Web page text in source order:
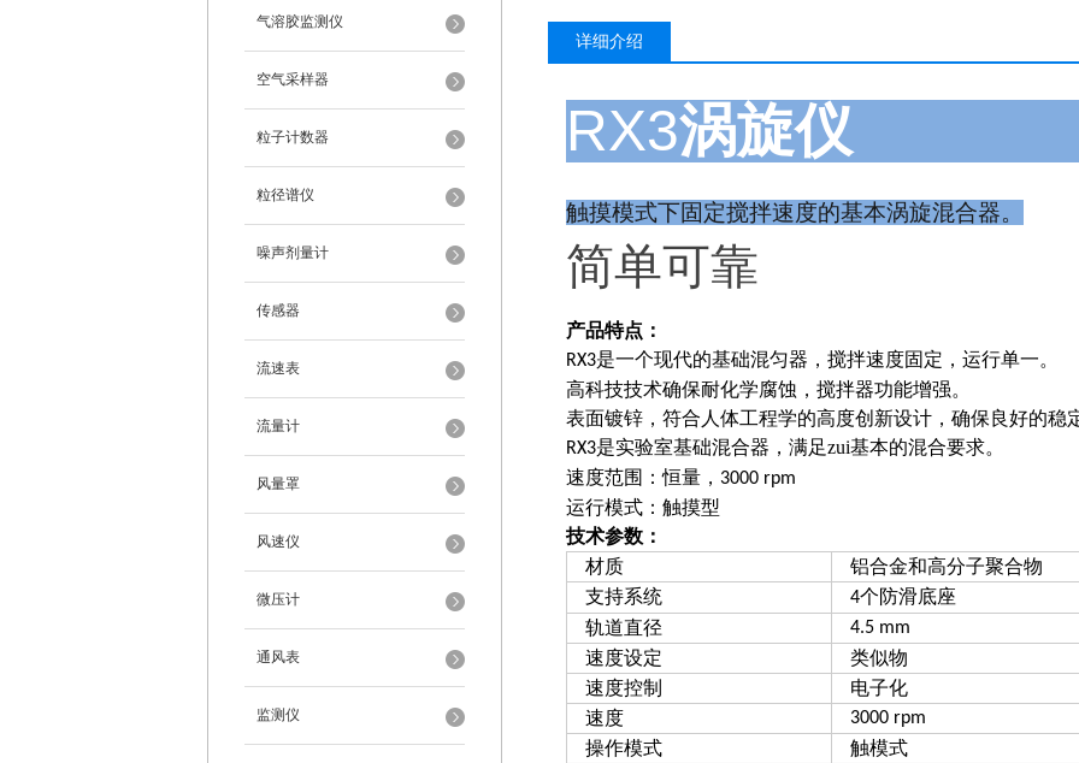
气溶胶监测仪
空气采样器
粒子计数器
粒径谱仪
噪声剂量计
传感器
流速表
流量计
风量罩
风速仪
微压计
通风表
监测仪
详细介绍
RX3涡旋仪
触摸模式下固定搅拌速度的基本涡旋混合器。
简单可靠
产品特点：
RX3是一个现代的基础混匀器，搅拌速度固定，运行单一。
高科技技术确保耐化学腐蚀，搅拌器功能增强。
表面镀锌，符合人体工程学的高度创新设计，确保良好的稳
RX3是实验室基础混合器，满足zui基本的混合要求。
速度范围：恒量， 3000 rpm
运行模式：触摸型
技术参数：
材质
铝合金和高分子聚合物
支持系统
4个防滑底座
轨道直径
4.5 mm
速度设定
类似物
速度控制
电子化
速度
3000 rpm
操作模式 触模式